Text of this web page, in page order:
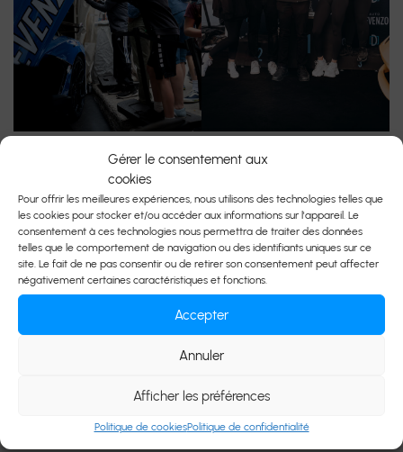
Gérer le consentement aux
cookies
Pour offrir les meilleures expériences, nous utilisons des technologies telles que
les cookies pour stocker et/ou accéder aux informations sur l'appareil. Le
consentement à ces technologies nous permettra de traiter des données
telles que le comportement de navigation ou des identifiants uniques sur ce
site. Le fait de ne pas consentir ou de retirer son consentement peut affecter
négativement certaines caractéristiques et fonctions.
Accepter
Annuler
Afficher les préférences
Politique de cookiesPolitique de confidentialité